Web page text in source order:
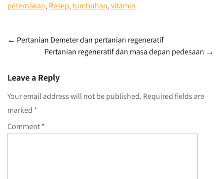
peternakan, Resep,tumbuhan,vitamin
Post
navigation
← Pertanian Demeter dan pertanian regeneratif
Pertanian regeneratif dan masa depan pedesaan →
Leave a Reply
Your email address will not be published. Required fields are
marked *
Comment*